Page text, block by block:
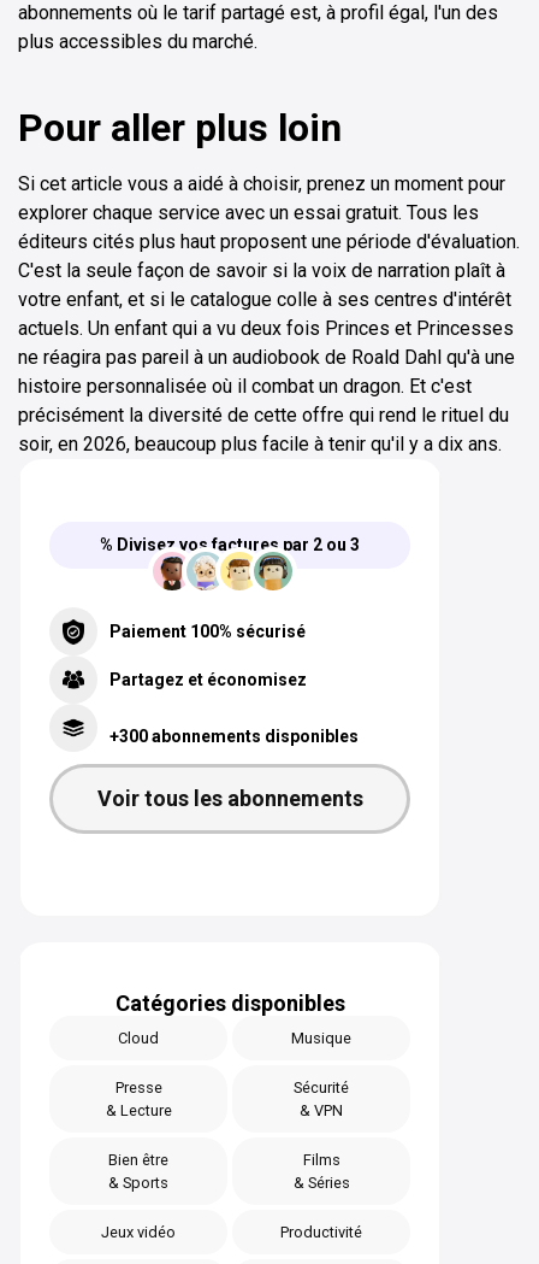
abonnements où le tarif partagé est, à profil égal, l'un des
plus accessibles du marché.
Pour aller plus loin
Si cet article vous a aidé à choisir, prenez un moment pour
explorer chaque service avec un essai gratuit. Tous les
éditeurs cités plus haut proposent une période d'évaluation.
C'est la seule façon de savoir si la voix de narration plaît à
votre enfant, et si le catalogue colle à ses centres d'intérêt
actuels. Un enfant qui a vu deux fois Princes et Princesses
ne réagira pas pareil à un audiobook de Roald Dahl qu'à une
histoire personnalisée où il combat un dragon. Et c'est
précisément la diversité de cette offre qui rend le rituel du
soir, en 2026, beaucoup plus facile à tenir qu'il y a dix ans.
% Divisez vos factures par 2 ou 3
Paiement 100% sécurisé
Partagez et économisez
+300 abonnements disponibles
Voir tous les abonnements
Catégories disponibles
Cloud Musique
Presse
& Lecture
Sécurité
& VPN
Bien être
& Sports
Films
& Séries
Jeux vidéo Productivité